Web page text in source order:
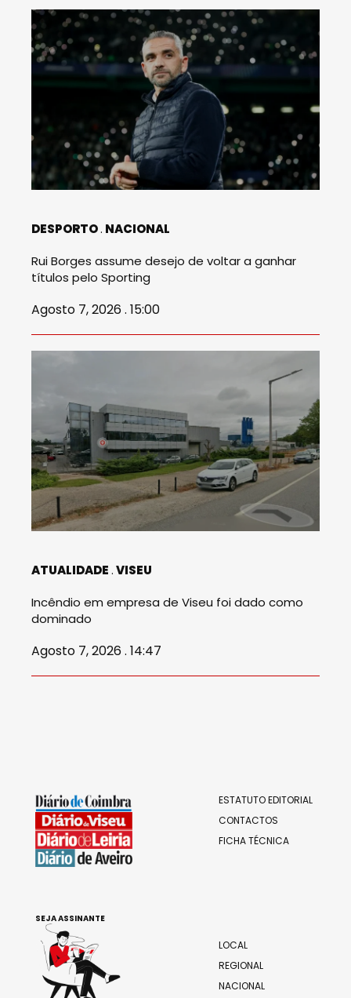
DESPORTO NACIONAL
Rui Borges assume desejo de voltar a ganhar
títulos pelo Sporting
Agosto 7, 2026 . 15:00
ATUALIDADE VISEU
Incêndio em empresa de Viseu foi dado como
dominado
Agosto 7, 2026 . 14:47
ESTATUTO EDITORIAL
CONTACTOS
FICHA TÉCNICA
LOCAL
REGIONAL
NACIONAL
SEJA ASSINANTE